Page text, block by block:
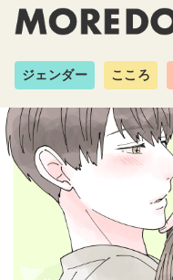
ジェンダー こころ